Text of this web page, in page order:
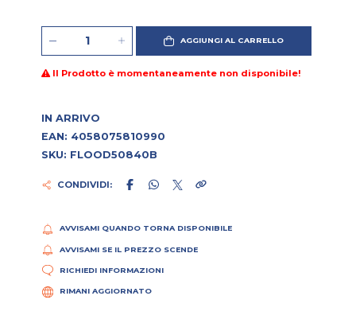
AGGIUNGI AL CARRELLO
Il Prodotto è momentaneamente non disponibile!
IN ARRIVO
EAN: 4058075810990
SKU: FLOOD50840B
CONDIVIDI:
AVVISAMI QUANDO TORNA DISPONIBILE
AVVISAMI SE IL PREZZO SCENDE
RICHIEDI INFORMAZIONI
RIMANI AGGIORNATO